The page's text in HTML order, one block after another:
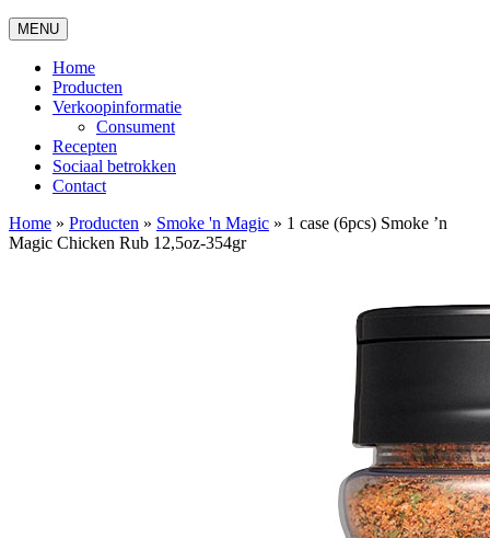
MENU
Home
Producten
Verkoopinformatie
Consument
Recepten
Sociaal betrokken
Contact
Home » Producten » Smoke 'n Magic » 1 case (6pcs) Smoke ’n
Magic Chicken Rub 12,5oz-354gr